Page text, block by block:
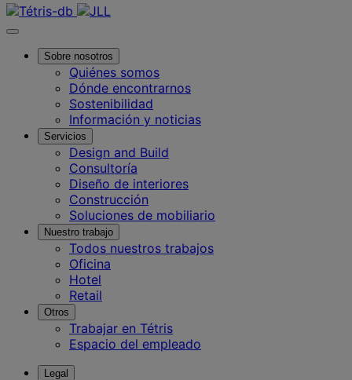
Sobre nosotros
Quiénes somos
Dónde encontrarnos
Sostenibilidad
Información y noticias
Servicios
Design and Build
Consultoría
Diseño de interiores
Construcción
Soluciones de mobiliario
Nuestro trabajo
Todos nuestros trabajos
Oficina
Hotel
Retail
Otros
Trabajar en Tétris
Espacio del empleado
Legal